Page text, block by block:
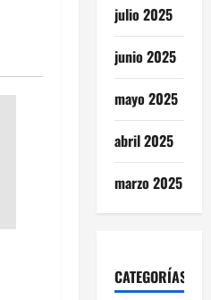
julio 2025
junio 2025
mayo 2025
abril 2025
marzo 2025
CATEGORÍAS